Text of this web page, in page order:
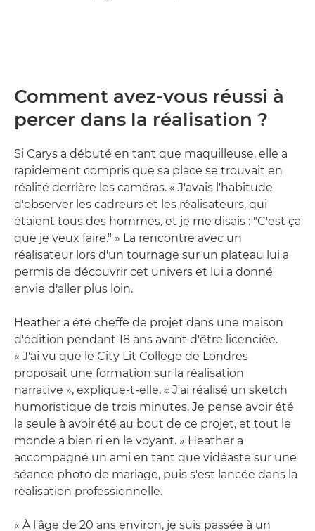
Comment avez-vous réussi à
percer dans la réalisation ?
Si Carys a débuté en tant que maquilleuse, elle a
rapidement compris que sa place se trouvait en
réalité derrière les caméras. « J'avais l'habitude
d'observer les cadreurs et les réalisateurs, qui
étaient tous des hommes, et je me disais : "C'est ça
que je veux faire." » La rencontre avec un
réalisateur lors d'un tournage sur un plateau lui a
permis de découvrir cet univers et lui a donné
envie d'aller plus loin.
Heather a été cheffe de projet dans une maison
d'édition pendant 18 ans avant d'être licenciée.
« J'ai vu que le City Lit College de Londres
proposait une formation sur la réalisation
narrative », explique-t-elle. « J'ai réalisé un sketch
humoristique de trois minutes. Je pense avoir été
la seule à avoir été au bout de ce projet, et tout le
monde a bien ri en le voyant. » Heather a
accompagné un ami en tant que vidéaste sur une
séance photo de mariage, puis s'est lancée dans la
réalisation professionnelle.
« À l'âge de 20 ans environ, je suis passée à un